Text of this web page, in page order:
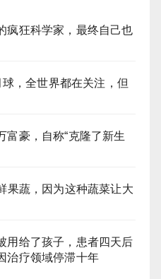
疯狂科学家，最终自己也
，全世界都在关注，但
富豪，自称“克隆了新生
果蔬，因为这种蔬菜让大
用给了孩子，患者四天后
治疗领域停滞十年